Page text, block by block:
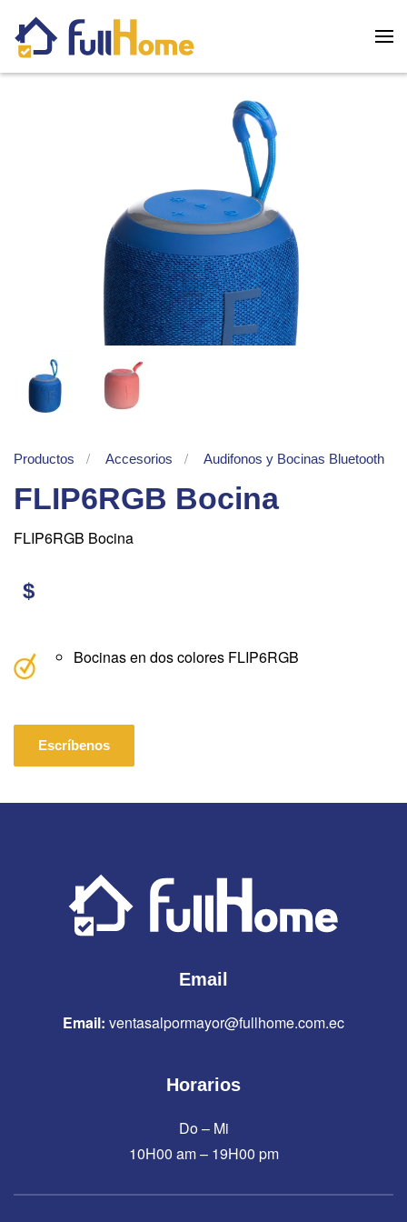
Skip to main content
Productos Accesorios Audifonos y Bocinas Bluetooth
FLIP6RGB Bocina
FLIP6RGB Bocina
$
Bocinas en dos colores FLIP6RGB
Escríbenos
Email
Email: ventasalpormayor@fullhome.com.ec
Horarios
Do – Mi
10H00 am – 19H00 pm